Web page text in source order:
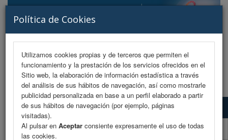
Política de Cookies
Utilizamos cookies propias y de terceros que permiten el
funcionamiento y la prestación de los servicios ofrecidos en el
Sitio web, la elaboración de información estadística a través
del análisis de sus hábitos de navegación, así como mostrarle
publicidad personalizada en base a un perfil elaborado a partir
de sus hábitos de navegación (por ejemplo, páginas
visitadas).
Al pulsar en Aceptar consiente expresamente el uso de todas
las cookies.
MENU
Formulario de contacto
Plano de exposición